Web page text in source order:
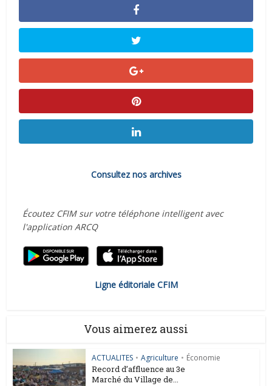
Consultez nos archives
Écoutez CFIM sur votre téléphone intelligent avec
l'application ARCQ
Ligne éditoriale CFIM
Vous aimerez aussi
ACTUALITES • Agriculture • Économie
Record d’affluence au 3e
Marché du Village de...